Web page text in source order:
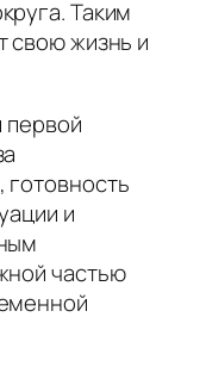
Таким
свою жизнь и
первой
и
частью